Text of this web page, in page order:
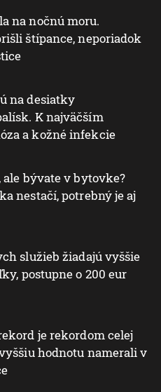
na nočnú moru.
štípance, neporiadok
na desiatky
K najväčším
a kožné infekcie
bývate v bytovke?
nestačí, potrebný je aj
služieb žiadajú vyššie
postupne o 200 eur
je rekordom celej
hodnotu namerali v